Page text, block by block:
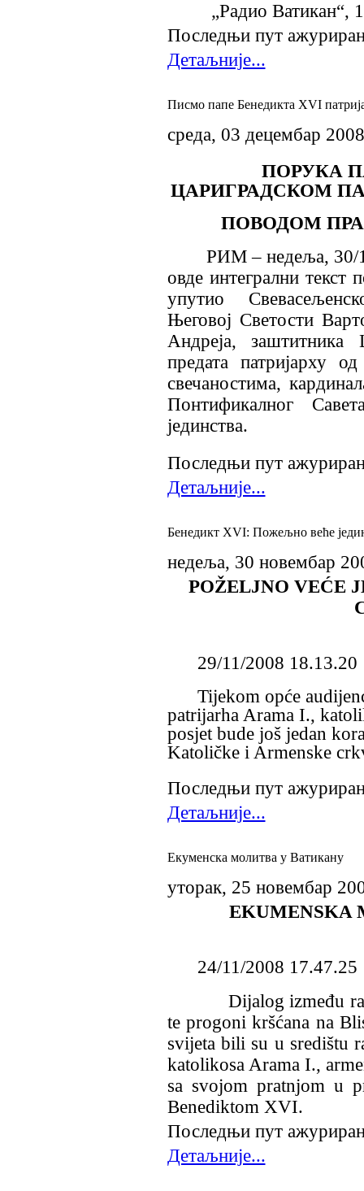
„Радио Ватикан“,
Последњи пут
Детаљније...
Писмо папе Бенедикта XVI
среда, 03 децембар 2008
ПОРУКА
ЦАРИГРАДСКОМ
ПОВОДОМ
РИМ – недеља, 30/
овде интегрални текст
упутио С
Његовој Светости
Андреја, заштитника
предата патријарху
свечаностима,
Понтификалног
јединства.
Последњи пут
Детаљније...
Бенедикт XVI: Пожељно веће
недеља, 30 новембар
POŽELJNO VEĆE
29/11/2008 18.13.20
Tijekom opće
patrijarha Arama I.,
posjet bude još jedan
Katoličke i Armenske
Последњи пут
Детаљније...
Екуменска молитва у Ватикану
уторак, 25 новембар
EKUMENSKA
24/11/2008 17.47.25
Dijalog između
te progoni kršćana na
svijeta bili su u središtu
katolikosa Arama I.,
sa svojom pratnjom u
Benediktom XVI.
Последњи пут
Детаљније...